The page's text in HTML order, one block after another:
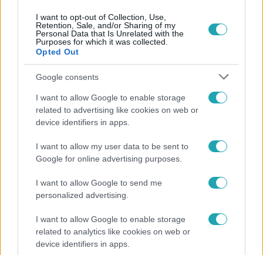
I want to opt-out of Collection, Use,
Retention, Sale, and/or Sharing of my
Personal Data that Is Unrelated with the
Purposes for which it was collected.
Opted Out
Google consents
I want to allow Google to enable storage
related to advertising like cookies on web or
device identifiers in apps.
I want to allow my user data to be sent to
Google for online advertising purposes.
I want to allow Google to send me
personalized advertising.
I want to allow Google to enable storage
related to analytics like cookies on web or
device identifiers in apps.
Népszerű
800 dalból válogattak: így ünneplik Bródy János